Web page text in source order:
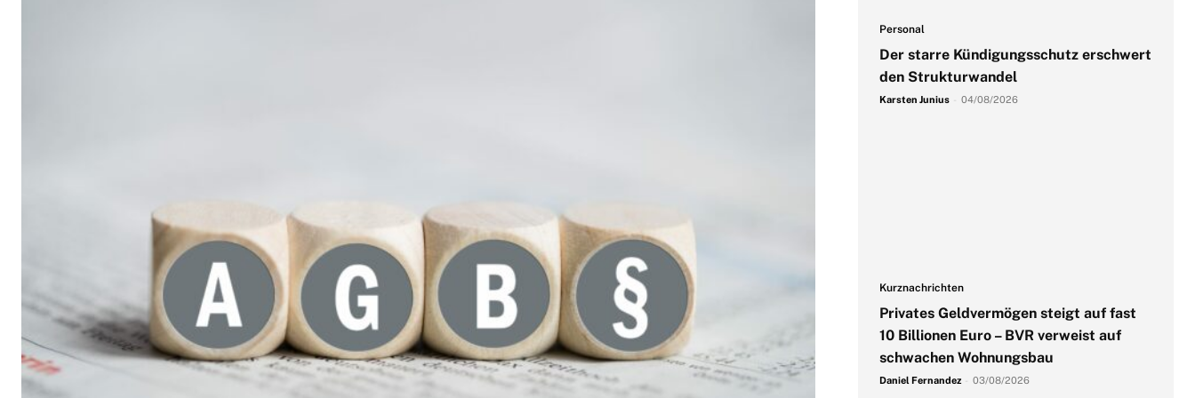
Personal
Der starre Kündigungsschutz erschwert
den Strukturwandel
Karsten Junius 04/08/2026
Kurznachrichten
Privates Geldvermögen steigt auf fast
10 Billionen Euro – BVR verweist auf
schwachen Wohnungsbau
Daniel Fernandez 03/08/2026